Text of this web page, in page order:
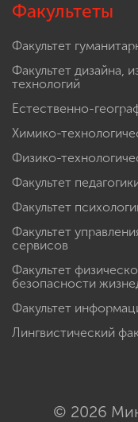
Факультеты
Факультет
Факультет дизайна,
технологий
Естественно-
Химико-
Физико-
Факультет
Факультет
Факультет
сервисов
Факультет
безопасности
Факультет
Лингвистический
© 2026